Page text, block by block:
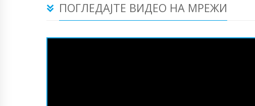
ПОГЛЕДАЈТЕ ВИДЕО НА МРЕЖИ